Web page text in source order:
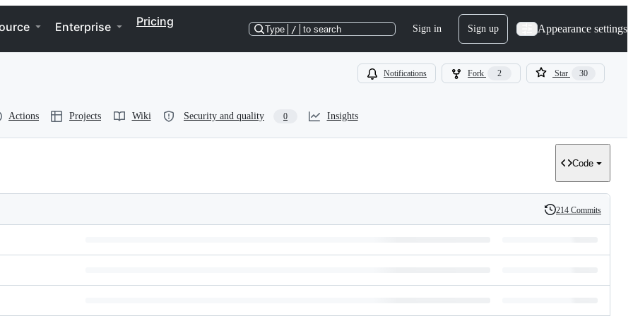
Enterprise Pricing
Type / to search Sign in Sign up Appearance settings
Notifications Fork 2 Star 30
Actions Projects Wiki Security and quality 0 Insights
Code
History
214 Commits